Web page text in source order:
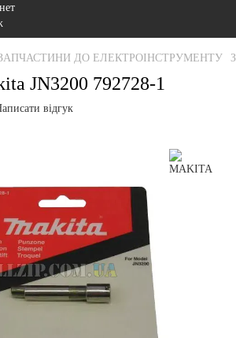
ДО ЕЛЕКТРОІНСТРУМЕНТУ
JN3200 792728-1
відгук